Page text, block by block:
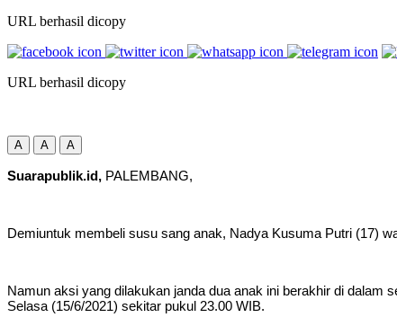
URL berhasil dicopy
URL berhasil dicopy
A A A
Suarapublik.id, PALEMBANG,
Demiuntuk membeli susu sang anak, Nadya Kusuma Putri (17)
Namun aksi yang dilakukan janda dua anak ini berakhir di dalam
Selasa (15/6/2021) sekitar pukul 23.00 WIB.